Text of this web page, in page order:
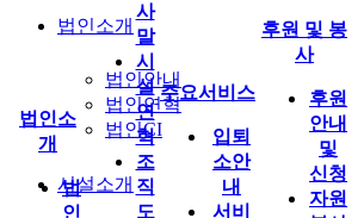
법인소개
법인안내
법인연혁
법인CI
시설소개
법인소
개
법
인
사
말
시
설
연
혁
조
직
도
주요서비스
입퇴
소안
내
서비
후원 및 봉
사
후원
안내
및
신청
자원